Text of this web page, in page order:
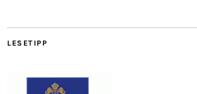
LESETIPP